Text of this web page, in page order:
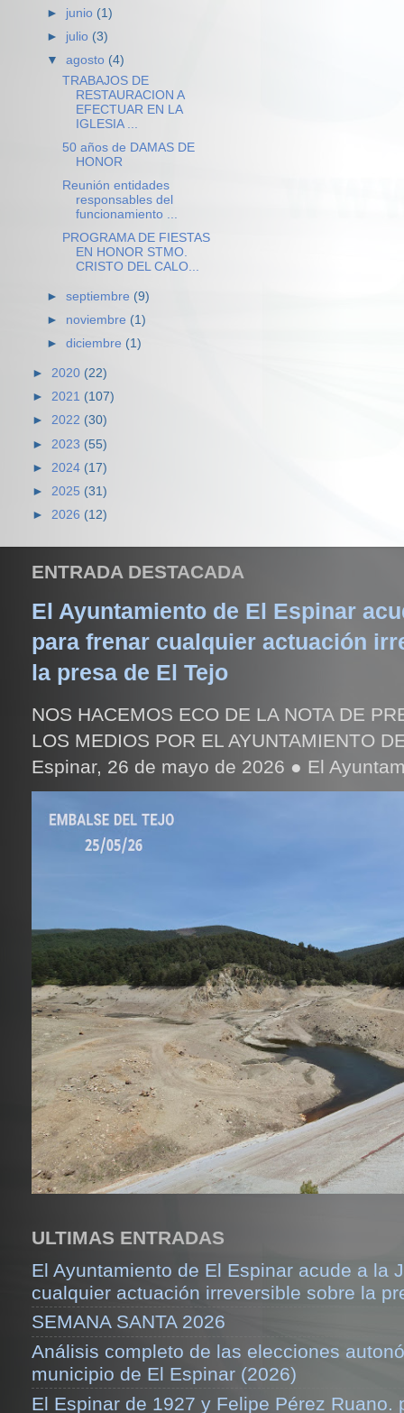
► junio (1)
► julio (3)
▼agosto (4)
TRABAJOS DE
RESTAURACION A
EFECTUAR EN LA
IGLESIA ...
50 años de DAMAS DE
HONOR
Reunión entidades
responsables del
funcionamiento ...
PROGRAMA DE FIESTAS
EN HONOR STMO.
CRISTO DEL CALO...
►septiembre (9)
► noviembre (1)
►diciembre (1)
► 2020 (22)
► 2021 (107)
► 2022 (30)
► 2023 (55)
► 2024 (17)
► 2025 (31)
► 2026 (12)
ENTRADA DESTACADA
El Ayuntamiento de El Espinar
para frenar cualquier actuación
la presa de El Tejo
NOS HACEMOS ECO DE LA NOTA DE
LOS MEDIOS POR EL AYUNTAMIENTO
Espinar, 26 de mayo de 2026 ● El
ULTIMAS ENTRADAS
El Ayuntamiento de El Espinar acude a la
cualquier actuación irreversible sobre la
SEMANA SANTA 2026
Análisis completo de las elecciones
municipio de El Espinar (2026)
El Espinar de 1927 y Felipe Pérez Ruano.